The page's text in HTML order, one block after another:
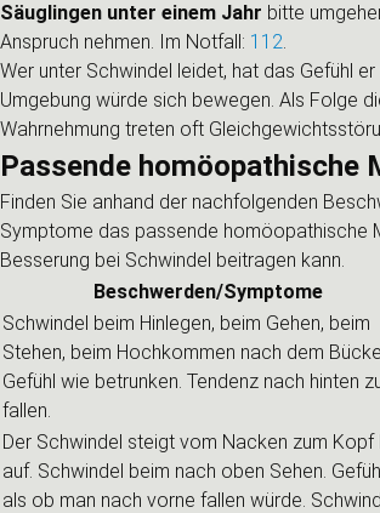
Säuglingen unter einem Jahr bitte
Anspruch nehmen. Im Notfall: 112.
Wer unter Schwindel leidet, hat das Gefühl
Umgebung würde sich bewegen. Als Folge
Wahrnehmung treten oft
Passende homöopathische
Finden Sie anhand der nachfolgenden
Symptome das passende homöopathische
Besserung bei Schwindel beitragen kann.
Beschwerden/Symptome
Schwindel beim Hinlegen, beim Gehen, beim
Stehen, beim Hochkommen nach dem
Gefühl wie betrunken. Tendenz nach hinten
fallen.
Der Schwindel steigt vom Nacken zum Kopf
auf. Schwindel beim nach oben Sehen.
als ob man nach vorne fallen würde.